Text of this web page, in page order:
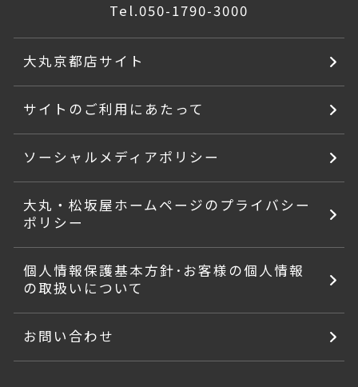
Tel.050-1790-3000
大丸京都店サイト
サイトのご利用にあたって
ソーシャルメディアポリシー
大丸・松坂屋ホームページのプライバシー
ポリシー
個人情報保護基本方針･お客様の個人情報
の取扱いについて
お問い合わせ